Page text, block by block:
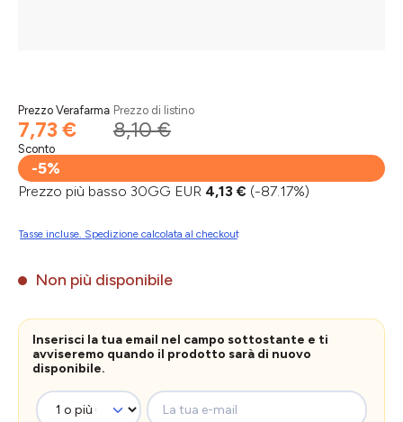
Prezzo Verafarma
7,73 €
Prezzo di listino
8,10 €
Sconto
-5%
Prezzo più basso 30GG EUR 4,13 € (-87.17%)
Tasse incluse. Spedizione calcolata al checkout
Non più disponibile
Inserisci la tua email nel campo sottostante e ti
avviseremo quando il prodotto sarà di nuovo
disponibile.
La tua e-mail